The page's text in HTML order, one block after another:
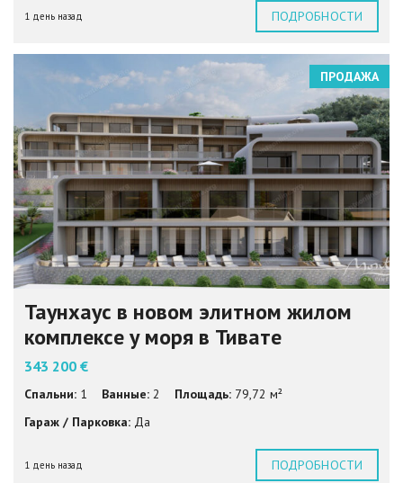
1 день назад ПОДРОБНОСТИ
ПРОДАЖА
Таунхаус в новом элитном жилом
комплексе у моря в Тивате
343 200 €
Спальни: 1 Ванные: 2 Площадь: 79,72 м²
Гараж / Парковка: Да
1 день назад ПОДРОБНОСТИ